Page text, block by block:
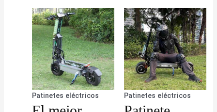
Patinetes eléctricos Patinetes eléctricos